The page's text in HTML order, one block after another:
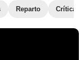
Reparto Críticas